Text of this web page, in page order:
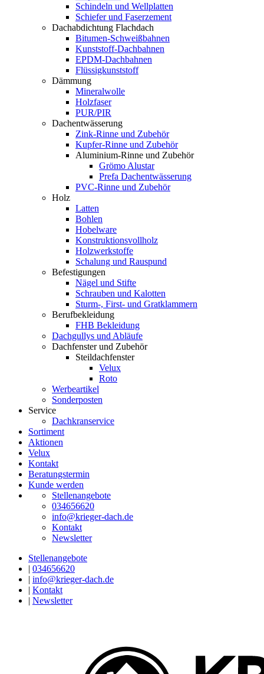
Schindeln und Wellplatten
Schiefer und Faserzement
Dachabdichtung Flachdach
Bitumen-Schweißbahnen
Kunststoff-Dachbahnen
EPDM-Dachbahnen
Flüssigkunststoff
Dämmung
Mineralwolle
Holzfaser
PUR/PIR
Dachentwässerung
Zink-Rinne und Zubehör
Kupfer-Rinne und Zubehör
Aluminium-Rinne und Zubehör
Grömo Alustar
Prefa Dachentwässerung
PVC-Rinne und Zubehör
Holz
Latten
Bohlen
Hobelware
Konstruktionsvollholz
Holzwerkstoffe
Schalung und Rauspund
Befestigungen
Nägel und Stifte
Schrauben und Kalotten
Sturm-, First- und Gratklammern
Berufbekleidung
FHB Bekleidung
Dachgullys und Abläufe
Dachfenster und Zubehör
Steildachfenster
Velux
Roto
Werbeartikel
Sonderposten
Service
Dachkranservice
Sortiment
Aktionen
Velux
Kontakt
Beratungstermin
Kunde werden
Stellenangebote
034656620
info@krieger-dach.de
Kontakt
Newsletter
Stellenangebote
| 034656620
| info@krieger-dach.de
| Kontakt
| Newsletter